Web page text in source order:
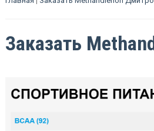
Заказать